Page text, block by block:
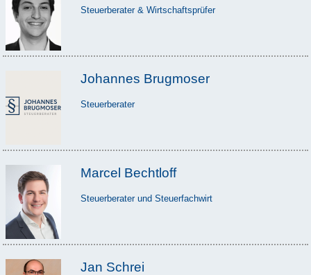
Steuerberater & Wirtschaftsprüfer
Johannes Brugmoser
Steuerberater
Marcel Bechtloff
Steuerberater und Steuerfachwirt
Jan Schrei